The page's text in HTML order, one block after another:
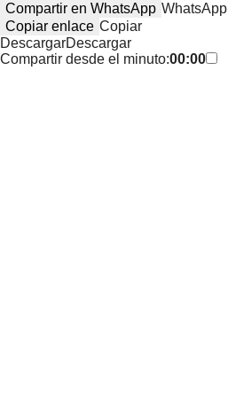
Compartir en WhatsApp WhatsApp
Copiar enlace Copiar
DescargarDescargar
Compartir desde el minuto:00:00